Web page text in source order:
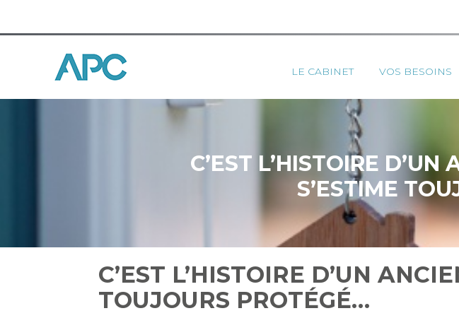
au
Principal
LE CABINET VOS BESOINS
C’EST L’HISTOIRE
S’ESTIME
C’EST L’HISTOIRE D’UN
TOUJOURS PROTÉGÉ…